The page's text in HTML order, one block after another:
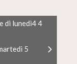
di lunedì4 4
5